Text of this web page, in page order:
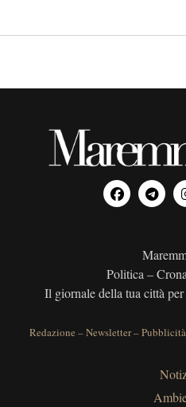
Politica –
Il giornale della tua città per
Redazione –Newsletter–Pubblicità